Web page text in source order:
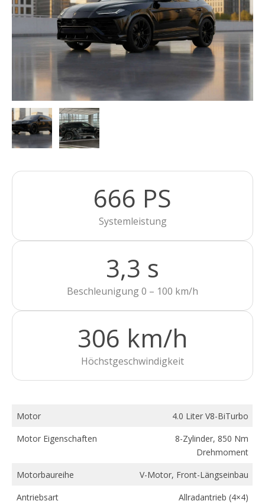
666 PS
Systemleistung
3,3 s
Beschleunigung 0 – 100 km/h
306 km/h
Höchstgeschwindigkeit
Motor
4.0 Liter V8-BiTurbo
Motor Eigenschaften
8-Zylinder, 850 Nm
Drehmoment
Motorbaureihe
V-Motor, Front-Längseinbau
Antriebsart
Allradantrieb (4×4)